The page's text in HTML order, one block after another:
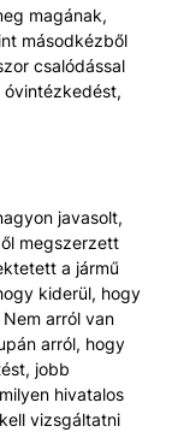
magának,
másodkézből
csalódással
óvintézkedést,
javasolt,
megszerzett
a jármű
kiderül, hogy
arról van
arról, hogy
jobb
hivatalos
vizsgáltatni